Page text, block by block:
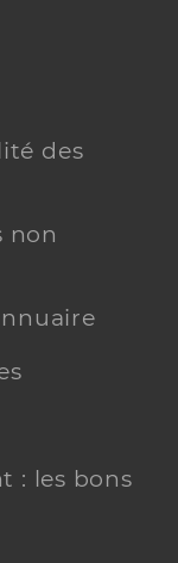
des
non
: les bons